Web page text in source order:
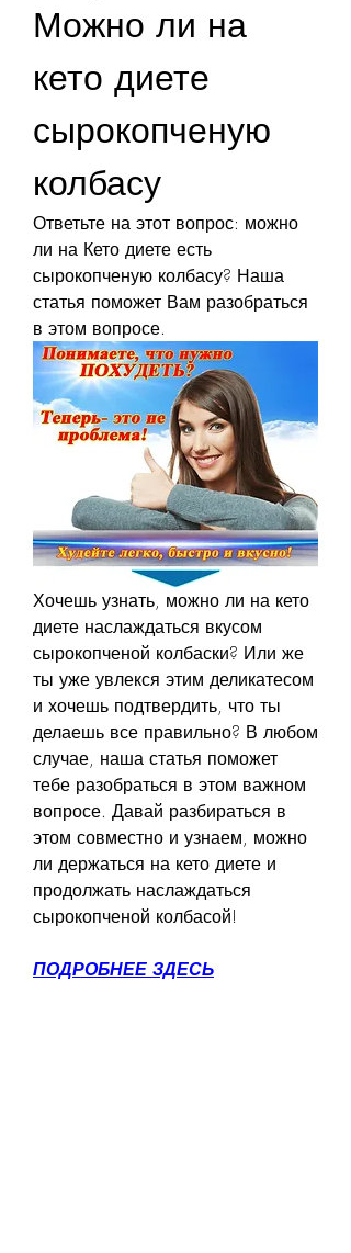
Можно ли на
кето диете
сырокопченую
колбасу
Ответьте на этот вопрос: можно
ли на Кето диете есть
сырокопченую колбасу? Наша
статья поможет Вам разобраться
в этом вопросе.
Хочешь узнать, можно ли на кето
диете наслаждаться вкусом
сырокопченой колбаски? Или же
ты уже увлекся этим деликатесом
и хочешь подтвердить, что ты
делаешь все правильно? В любом
случае, наша статья поможет
тебе разобраться в этом важном
вопросе. Давай разбираться в
этом совместно и узнаем, можно
ли держаться на кето диете и
продолжать наслаждаться
сырокопченой колбасой!
ПОДРОБНЕЕ ЗДЕСЬ